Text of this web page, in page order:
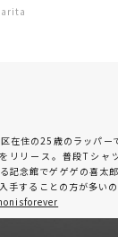
在住の25歳のラッパ
リリース。普段Tシャ
記念館でゲゲゲの喜太
手することの方が多いの